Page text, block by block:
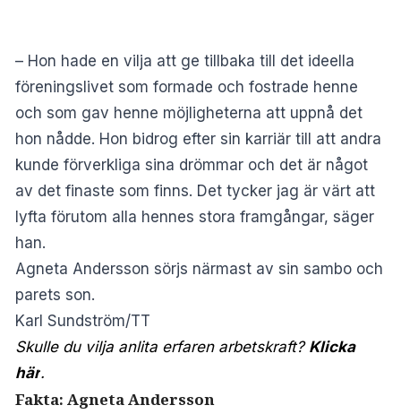
– Hon hade en vilja att ge tillbaka till det ideella
föreningslivet som formade och fostrade henne
och som gav henne möjligheterna att uppnå det
hon nådde. Hon bidrog efter sin karriär till att andra
kunde förverkliga sina drömmar och det är något
av det finaste som finns. Det tycker jag är värt att
lyfta förutom alla hennes stora framgångar, säger
han.
Agneta Andersson sörjs närmast av sin sambo och
parets son.
Karl Sundström/TT
Skulle du vilja anlita erfaren arbetskraft? Klicka
här.
Fakta: Agneta Andersson